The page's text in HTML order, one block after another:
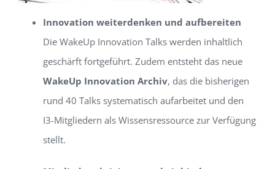
Innovation weiterdenken und aufbereiten
Die WakeUp Innovation Talks werden inhaltlich
geschärft fortgeführt. Zudem entsteht das neue
WakeUp Innovation Archiv, das die bisherigen
rund 40 Talks systematisch aufarbeitet und den
I3-Mitgliedern als Wissensressource zur Verfügung
stellt.